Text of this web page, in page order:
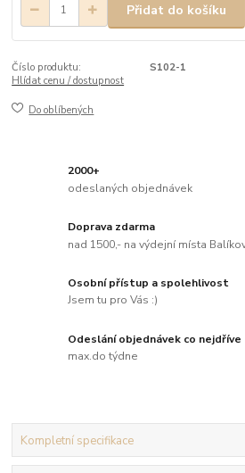
Přidat do košíku
Číslo produktu:
S102-1
Hlídat cenu / dostupnost
Do oblíbených
2000+
odeslaných objednávek
Doprava zdarma
nad 1500,- na výdejní místa
Osobní přístup a spolehlivost
Jsem tu pro Vás :)
Odeslání objednávek co nejdříve
max.do týdne
Kompletní specifikace